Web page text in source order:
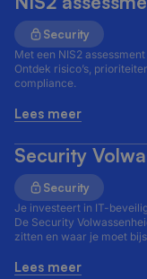
Security
Met een NIS2
Ontdek risico’s,
compliance.
Lees meer
Security
Security
Je investeert in IT-
De Security
zitten en waar je moet
Lees meer